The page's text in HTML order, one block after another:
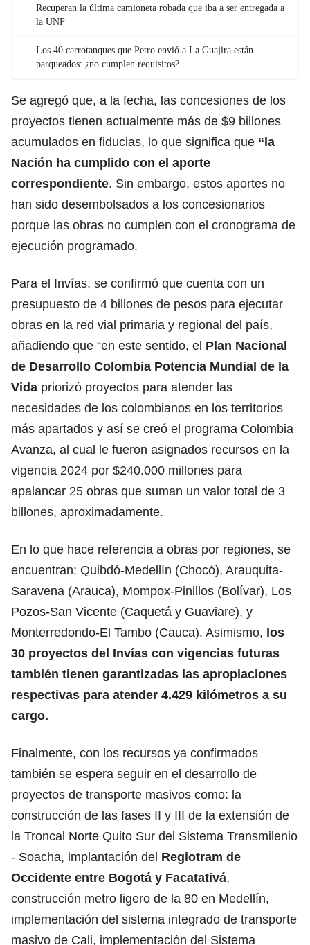
Recuperan la última camioneta robada que iba a ser entregada a
la UNP
Los 40 carrotanques que Petro envió a La Guajira están
parqueados: ¿no cumplen requisitos?
Se agregó que, a la fecha, las concesiones de los
proyectos tienen actualmente más de $9 billones
acumulados en fiducias, lo que significa que “la
Nación ha cumplido con el aporte
correspondiente. Sin embargo, estos aportes no
han sido desembolsados a los concesionarios
porque las obras no cumplen con el cronograma de
ejecución programado.
Para el Invías, se confirmó que cuenta con un
presupuesto de 4 billones de pesos para ejecutar
obras en la red vial primaria y regional del país,
añadiendo que “en este sentido, el Plan Nacional
de Desarrollo Colombia Potencia Mundial de la
Vida priorizó proyectos para atender las
necesidades de los colombianos en los territorios
más apartados y así se creó el programa Colombia
Avanza, al cual le fueron asignados recursos en la
vigencia 2024 por $240.000 millones para
apalancar 25 obras que suman un valor total de 3
billones, aproximadamente.
En lo que hace referencia a obras por regiones, se
encuentran: Quibdó-Medellín (Chocó), Arauquita-
Saravena (Arauca), Mompox-Pinillos (Bolívar), Los
Pozos-San Vicente (Caquetá y Guaviare), y
Monterredondo-El Tambo (Cauca). Asimismo, los
30 proyectos del Invías con vigencias futuras
también tienen garantizadas las apropiaciones
respectivas para atender 4.429 kilómetros a su
cargo.
Finalmente, con los recursos ya confirmados
también se espera seguir en el desarrollo de
proyectos de transporte masivos como: la
construcción de las fases II y III de la extensión de
la Troncal Norte Quito Sur del Sistema Transmilenio
- Soacha, implantación del Regiotram de
Occidente entre Bogotá y Facatativá,
construcción metro ligero de la 80 en Medellín,
implementación del sistema integrado de transporte
masivo de Cali, implementación del Sistema